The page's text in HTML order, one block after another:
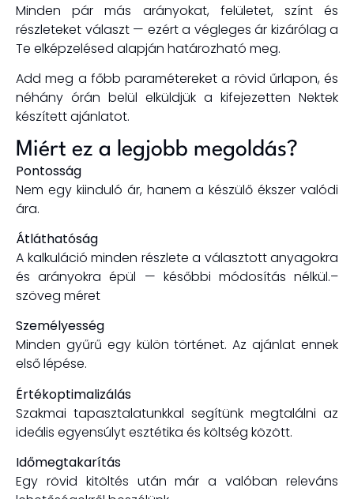
Minden pár más arányokat, felületet, színt és
részleteket választ — ezért a végleges ár kizárólag a
Te elképzelésed alapján határozható meg.
Add meg a főbb paramétereket a rövid űrlapon, és
néhány órán belül elküldjük a kifejezetten Nektek
készített ajánlatot.
Miért ez a legjobb megoldás?
Pontosság
Nem egy kiinduló ár, hanem akészülő ékszer valódi
ára.
Átláthatóság
A kalkuláció minden részlete a választott anyagokra
és arányokra épül — későbbi módosítás nélkül.–
szöveg méret
Személyesség
Minden gyűrű egy külön történet. Az ajánlat ennek
első lépése.
Értékoptimalizálás
Szakmai tapasztalatunkkal segítünk megtalálni az
ideális egyensúlyt esztétika és költség között.
Időmegtakarítás
Egy rövid kitöltés után már a valóban releváns